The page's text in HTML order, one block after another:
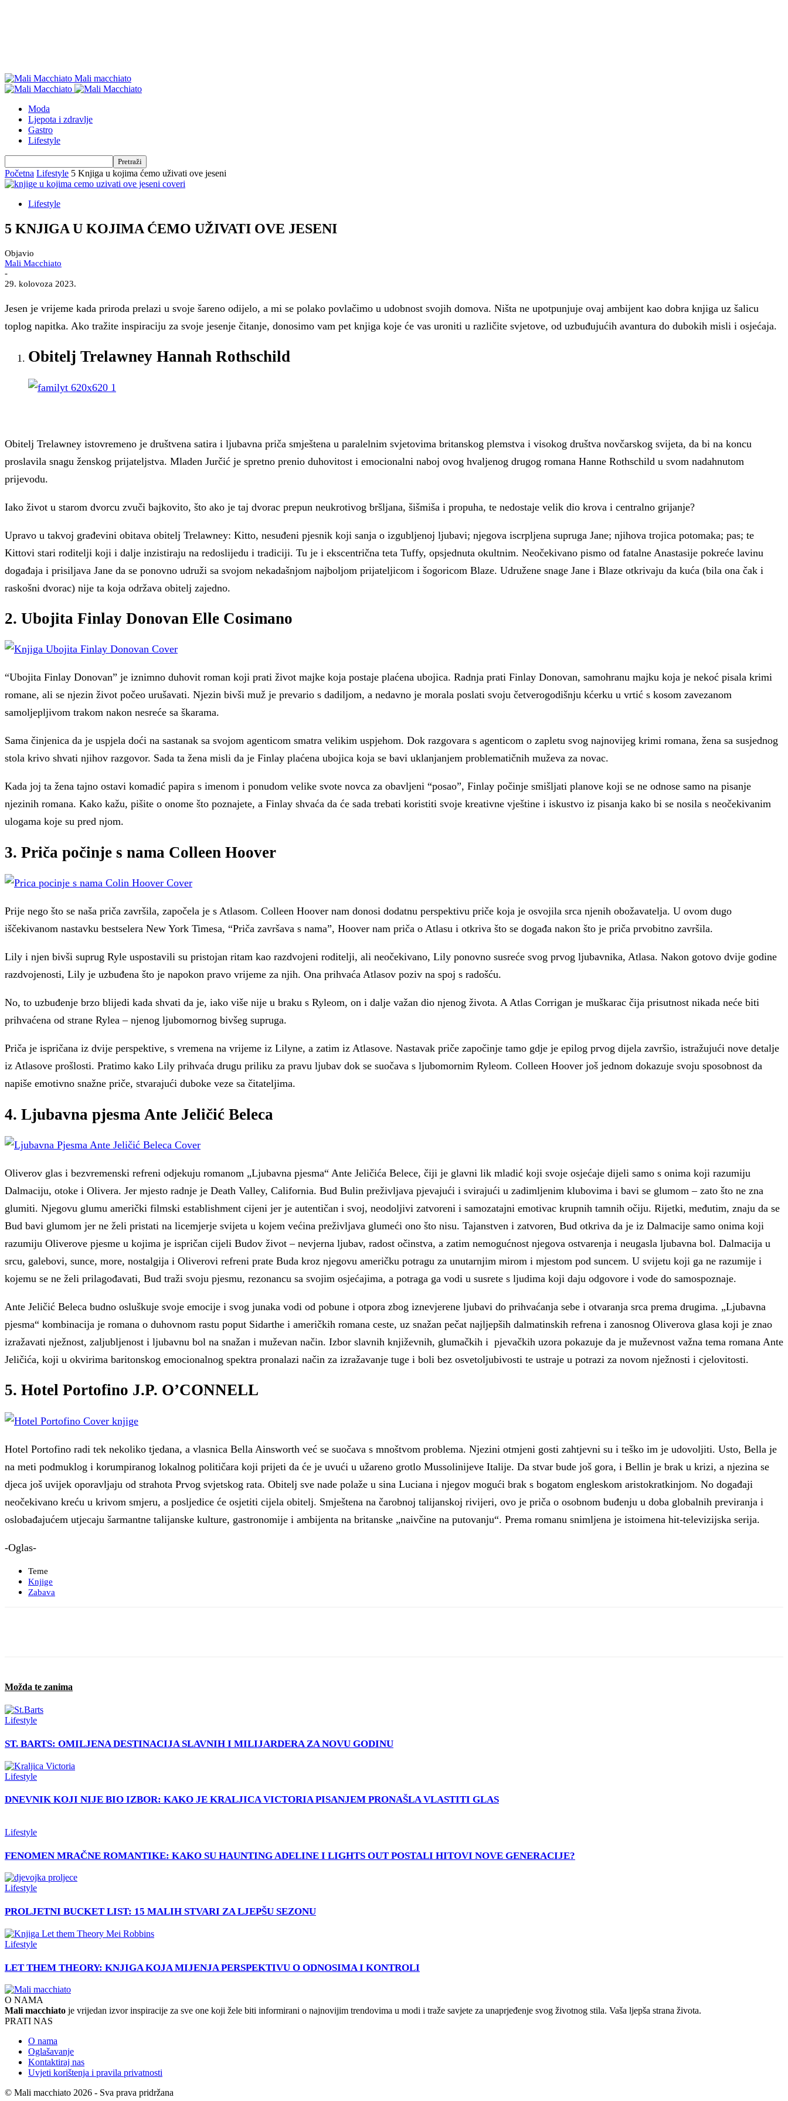
Mali macchiato
Moda
Ljepota i zdravlje
Gastro
Lifestyle
Početna Lifestyle 5 Knjiga u kojima ćemo uživati ove jeseni
Lifestyle
5 KNJIGA U KOJIMA ĆEMO UŽIVATI OVE JESENI
Objavio
Mali Macchiato
-
29. kolovoza 2023.
Jesen je vrijeme kada priroda prelazi u svoje šareno odijelo, a mi se polako povlačimo u udobnost svojih domova. Ništa ne upotpunjuje ovaj ambijent kao dobra knjiga uz šalicu
toplog napitka. Ako tražite inspiraciju za svoje jesenje čitanje, donosimo vam pet knjiga koje će vas uroniti u različite svjetove, od uzbuđujućih avantura do dubokih misli i osjećaja.
Obitelj Trelawney Hannah Rothschild
Obitelj Trelawney istovremeno je društvena satira i ljubavna priča smještena u paralelnim svjetovima britanskog plemstva i visokog društva novčarskog svijeta, da bi na koncu
proslavila snagu ženskog prijateljstva. Mladen Jurčić je spretno prenio duhovitost i emocionalni naboj ovog hvaljenog drugog romana Hanne Rothschild u svom nadahnutom
prijevodu.
Iako život u starom dvorcu zvuči bajkovito, što ako je taj dvorac prepun neukrotivog bršljana, šišmiša i propuha, te nedostaje velik dio krova i centralno grijanje?
Upravo u takvoj građevini obitava obitelj Trelawney: Kitto, nesuđeni pjesnik koji sanja o izgubljenoj ljubavi; njegova iscrpljena supruga Jane; njihova trojica potomaka; pas; te
Kittovi stari roditelji koji i dalje inzistiraju na redoslijedu i tradiciji. Tu je i ekscentrična teta Tuffy, opsjednuta okultnim. Neočekivano pismo od fatalne Anastasije pokreće lavinu
događaja i prisiljava Jane da se ponovno udruži sa svojom nekadašnjom najboljom prijateljicom i šogoricom Blaze. Udružene snage Jane i Blaze otkrivaju da kuća (bila ona čak i
raskošni dvorac) nije ta koja održava obitelj zajedno.
2. Ubojita Finlay Donovan Elle Cosimano
“Ubojita Finlay Donovan” je iznimno duhovit roman koji prati život majke koja postaje plaćena ubojica. Radnja prati Finlay Donovan, samohranu majku koja je nekoć pisala krimi
romane, ali se njezin život počeo urušavati. Njezin bivši muž je prevario s dadiljom, a nedavno je morala poslati svoju četverogodišnju kćerku u vrtić s kosom zavezanom
samoljepljivom trakom nakon nesreće sa škarama.
Sama činjenica da je uspjela doći na sastanak sa svojom agenticom smatra velikim uspjehom. Dok razgovara s agenticom o zapletu svog najnovijeg krimi romana, žena sa susjednog
stola krivo shvati njihov razgovor. Sada ta žena misli da je Finlay plaćena ubojica koja se bavi uklanjanjem problematičnih muževa za novac.
Kada joj ta žena tajno ostavi komadić papira s imenom i ponudom velike svote novca za obavljeni “posao”, Finlay počinje smišljati planove koji se ne odnose samo na pisanje
njezinih romana. Kako kažu, pišite o onome što poznajete, a Finlay shvaća da će sada trebati koristiti svoje kreativne vještine i iskustvo iz pisanja kako bi se nosila s neočekivanim
ulogama koje su pred njom.
3. Priča počinje s nama Colleen Hoover
Prije nego što se naša priča završila, započela je s Atlasom. Colleen Hoover nam donosi dodatnu perspektivu priče koja je osvojila srca njenih obožavatelja. U ovom dugo
iščekivanom nastavku bestselera New York Timesa, “Priča završava s nama”, Hoover nam priča o Atlasu i otkriva što se događa nakon što je priča prvobitno završila.
Lily i njen bivši suprug Ryle uspostavili su pristojan ritam kao razdvojeni roditelji, ali neočekivano, Lily ponovno susreće svog prvog ljubavnika, Atlasa. Nakon gotovo dvije godine
razdvojenosti, Lily je uzbuđena što je napokon pravo vrijeme za njih. Ona prihvaća Atlasov poziv na spoj s radošću.
No, to uzbuđenje brzo blijedi kada shvati da je, iako više nije u braku s Ryleom, on i dalje važan dio njenog života. A Atlas Corrigan je muškarac čija prisutnost nikada neće biti
prihvaćena od strane Rylea – njenog ljubomornog bivšeg supruga.
Priča je ispričana iz dvije perspektive, s vremena na vrijeme iz Lilyne, a zatim iz Atlasove. Nastavak priče započinje tamo gdje je epilog prvog dijela završio, istražujući nove detalje
iz Atlasove prošlosti. Pratimo kako Lily prihvaća drugu priliku za pravu ljubav dok se suočava s ljubomornim Ryleom. Colleen Hoover još jednom dokazuje svoju sposobnost da
napiše emotivno snažne priče, stvarajući duboke veze sa čitateljima.
4. Ljubavna pjesma Ante Jeličić Beleca
Oliverov glas i bezvremenski refreni odjekuju romanom „Ljubavna pjesma“ Ante Jeličića Belece, čiji je glavni lik mladić koji svoje osjećaje dijeli samo s onima koji razumiju
Dalmaciju, otoke i Olivera. Jer mjesto radnje je Death Valley, California. Bud Bulin preživljava pjevajući i svirajući u zadimljenim klubovima i bavi se glumom – zato što ne zna
glumiti. Njegovu glumu američki filmski establishment cijeni jer je autentičan i svoj, neodoljivi zatvoreni i samozatajni emotivac krupnih tamnih očiju. Rijetki, međutim, znaju da se
Bud bavi glumom jer ne želi pristati na licemjerje svijeta u kojem većina preživljava glumeći ono što nisu. Tajanstven i zatvoren, Bud otkriva da je iz Dalmacije samo onima koji
razumiju Oliverove pjesme u kojima je ispričan cijeli Budov život – nevjerna ljubav, radost očinstva, a zatim nemogućnost njegova ostvarenja i neugasla ljubavna bol. Dalmacija u
srcu, galebovi, sunce, more, nostalgija i Oliverovi refreni prate Buda kroz njegovu američku potragu za unutarnjim mirom i mjestom pod suncem. U svijetu koji ga ne razumije i
kojemu se ne želi prilagođavati, Bud traži svoju pjesmu, rezonancu sa svojim osjećajima, a potraga ga vodi u susrete s ljudima koji daju odgovore i vode do samospoznaje.
Ante Jeličić Beleca budno osluškuje svoje emocije i svog junaka vodi od pobune i otpora zbog iznevjerene ljubavi do prihvaćanja sebe i otvaranja srca prema drugima. „Ljubavna
pjesma“ kombinacija je romana o duhovnom rastu poput Sidarthe i američkih romana ceste, uz snažan pečat najljepših dalmatinskih refrena i zanosnog Oliverova glasa koji je znao
izražavati nježnost, zaljubljenost i ljubavnu bol na snažan i muževan način. Izbor slavnih književnih, glumačkih i pjevačkih uzora pokazuje da je muževnost važna tema romana Ante
Jeličića, koji u okvirima baritonskog emocionalnog spektra pronalazi način za izražavanje tuge i boli bez osvetoljubivosti te ustraje u potrazi za novom nježnosti i cjelovitosti.
5. Hotel Portofino J.P. O’CONNELL
Hotel Portofino radi tek nekoliko tjedana, a vlasnica Bella Ainsworth već se suočava s mnoštvom problema. Njezini otmjeni gosti zahtjevni su i teško im je udovoljiti. Usto, Bella je
na meti podmuklog i korumpiranog lokalnog političara koji prijeti da će je uvući u užareno grotlo Mussolinijeve Italije. Da stvar bude još gora, i Bellin je brak u krizi, a njezina se
djeca još uvijek oporavljaju od strahota Prvog svjetskog rata. Obitelj sve nade polaže u sina Luciana i njegov mogući brak s bogatom engleskom aristokratkinjom. No događaji
neočekivano kreću u krivom smjeru, a posljedice će osjetiti cijela obitelj. Smještena na čarobnoj talijanskoj rivijeri, ovo je priča o osobnom buđenju u doba globalnih previranja i
oslobađajućem utjecaju šarmantne talijanske kulture, gastronomije i ambijenta na britanske „naivčine na putovanju“. Prema romanu snimljena je istoimena hit-televizijska serija.
-Oglas-
Teme
Knjige
Zabava
Možda te zanima
Lifestyle
ST. BARTS: OMILJENA DESTINACIJA SLAVNIH I MILIJARDERA ZA NOVU GODINU
Lifestyle
DNEVNIK KOJI NIJE BIO IZBOR: KAKO JE KRALJICA VICTORIA PISANJEM PRONAŠLA VLASTITI GLAS
Lifestyle
FENOMEN MRAČNE ROMANTIKE: KAKO SU HAUNTING ADELINE I LIGHTS OUT POSTALI HITOVI NOVE GENERACIJE?
Lifestyle
PROLJETNI BUCKET LIST: 15 MALIH STVARI ZA LJEPŠU SEZONU
Lifestyle
LET THEM THEORY: KNJIGA KOJA MIJENJA PERSPEKTIVU O ODNOSIMA I KONTROLI
O NAMA
Mali macchiato je vrijedan izvor inspiracije za sve one koji žele biti informirani o najnovijim trendovima u modi i traže savjete za unaprjeđenje svog životnog stila. Vaša ljepša strana života.
PRATI NAS
O nama
Oglašavanje
Kontaktiraj nas
Uvjeti korištenja i pravila privatnosti
© Mali macchiato 2026 - Sva prava pridržana